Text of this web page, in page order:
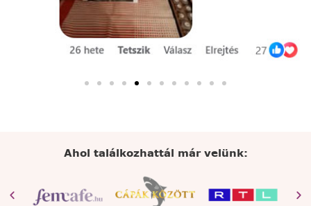
Ahol találkozhattál már velünk: